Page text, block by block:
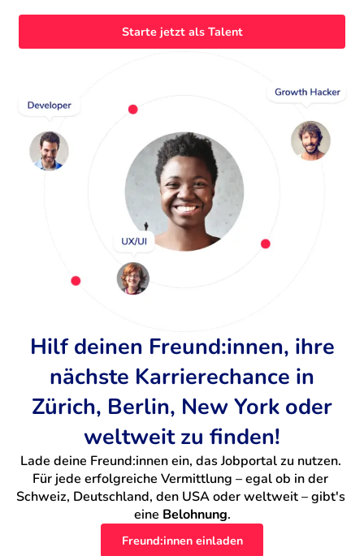
Starte jetzt als Talent
Hilf deinen Freund:innen, ihre
nächste Karrierechance in
Zürich, Berlin, New York oder
weltweit zu finden!
Lade deine Freund:innen ein, das Jobportal zu nutzen.
Für jede erfolgreiche Vermittlung – egal ob in der
Schweiz, Deutschland, den USA oder weltweit – gibt's
eine Belohnung.
Freund:innen einladen